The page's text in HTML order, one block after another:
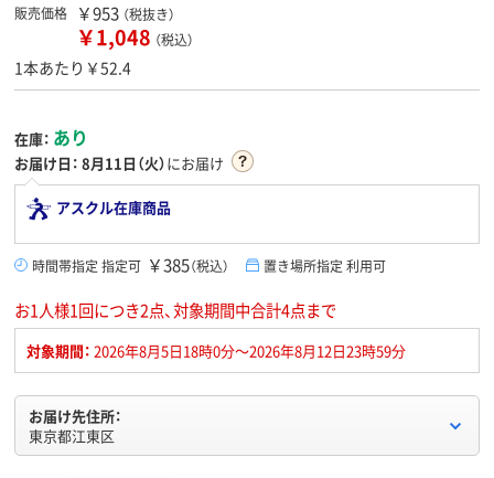
販売価格 ￥953 （税抜き）
￥1,048 （税込）
1本あたり￥52.4
在庫： あり
お届け日： 8月11日（火）にお届け
アスクル在庫商品
時間帯指定 指定可 ￥385（税込） 置き場所指定 利用可
お1人様1回につき2点、対象期間中合計4点まで
対象期間： 2026年8月5日18時0分～2026年8月12日23時59分
お届け先住所：
東京都江東区